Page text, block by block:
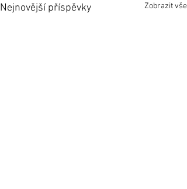
Nejnovější příspěvky Zobrazit vše